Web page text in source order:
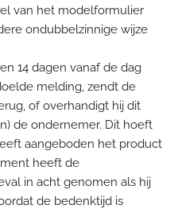
van het modelformulier
ondubbelzinnige wijze
14 dagen vanaf de dag
melding, zendt de
of overhandigt hij dit
de ondernemer. Dit hoeft
aangeboden het product
heeft de
in acht genomen als hij
de bedenktijd is